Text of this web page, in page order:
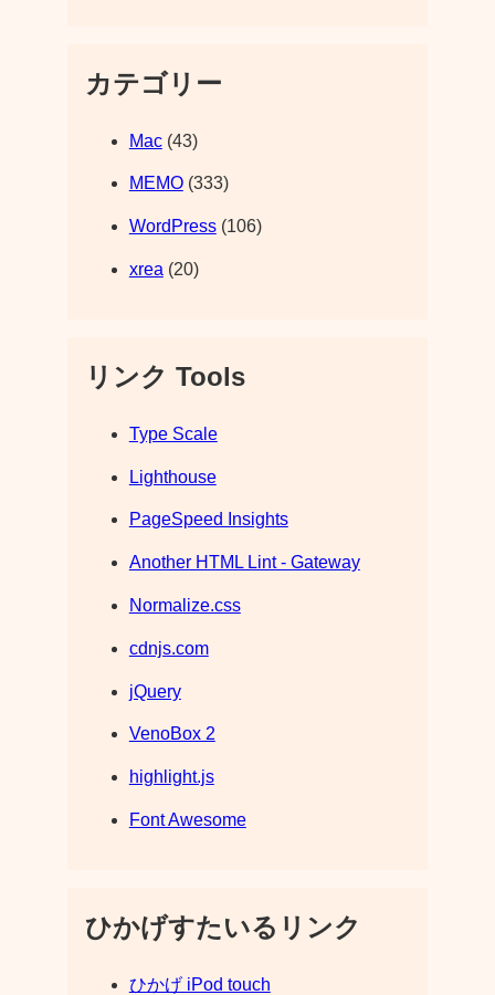
カテゴリー
Mac(43)
MEMO(333)
WordPress(106)
xrea (20)
リンク Tools
Type Scale
Lighthouse
PageSpeed Insights
Another HTML Lint - Gateway
Normalize.css
cdnjs.com
jQuery
VenoBox 2
highlight.js
Font Awesome
ひかげすたいるリンク
ひかげ iPod touch